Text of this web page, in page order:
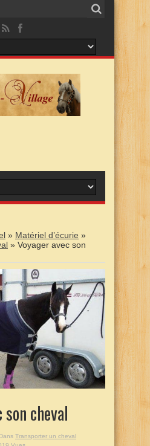
» Matériel d’écurie »
» Voyager avec son
cheval
Dans Transporter un cheval